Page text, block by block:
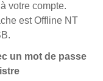
votre compte.
est Offline NT
un mot de passe